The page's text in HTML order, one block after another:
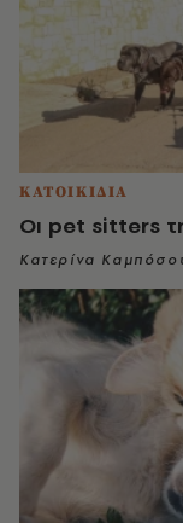
ΚΑΤΟΙΚΙΔΙΑ
Οι pet sitters
Κατερίνα